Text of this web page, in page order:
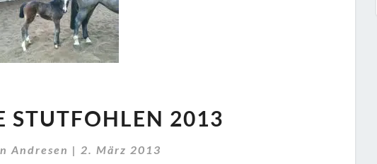
ERSTE
2013
STUTFOHLEN 2013
Andresen | 2. März 2013